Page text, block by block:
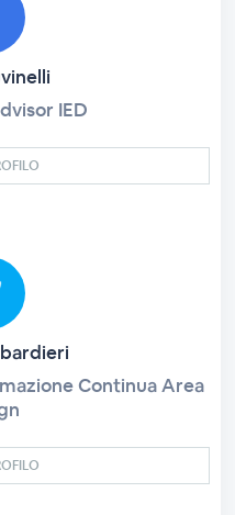
IED
Continua Area